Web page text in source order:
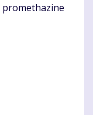
promethazine